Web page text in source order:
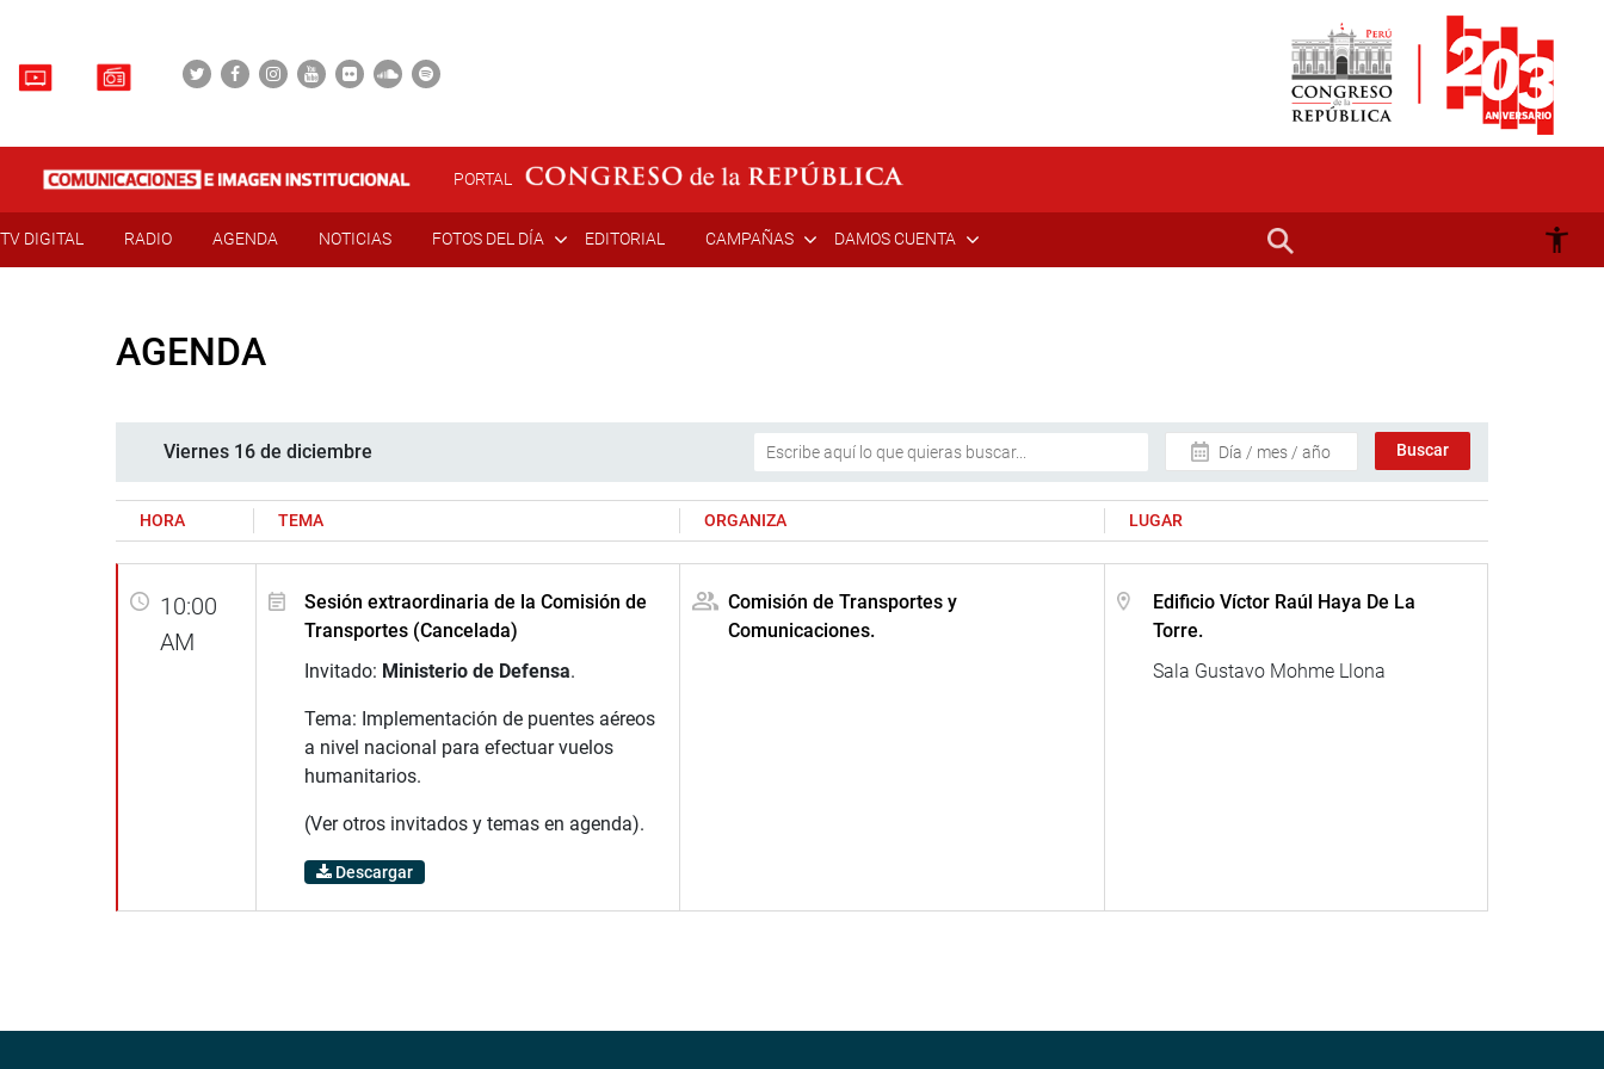
PORTAL
TV DIGITAL RADIO AGENDA NOTICIAS FOTOS DEL DÍA EDITORIAL CAMPAÑAS DAMOS CUENTA
AGENDA
Viernes 16 de diciembre Día / mes / año
HORA TEMA ORGANIZA LUGAR
10:00
AM
Sesión extraordinaria de la Comisión de
Transportes (Cancelada)
Invitado: Ministerio de Defensa.
Tema: Implementación de puentes aéreos
a nivel nacional para efectuar vuelos
humanitarios.
(Ver otros invitados y temas en agenda).
Descargar
Comisión de Transportes y
Comunicaciones.
Edificio Víctor Raúl Haya De La
Torre.
Sala Gustavo Mohme Llona